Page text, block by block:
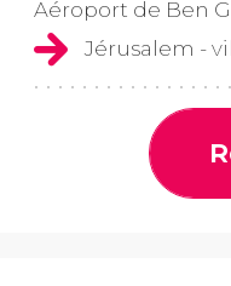
Aéroport de Ben
Jérusalem -